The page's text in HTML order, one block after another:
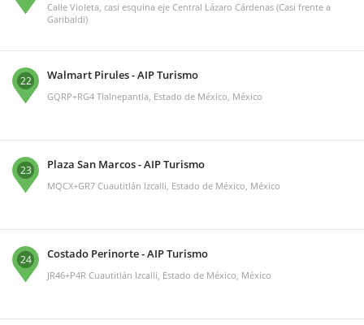
Calle Violeta, casi esquina eje Central Lázaro Cárdenas (Casi frente a
Garibaldi)
22 Walmart Pirules - AIP Turismo
GQRP+RG4 Tlalnepantla, Estado de México, México
23 Plaza San Marcos - AIP Turismo
MQCX+GR7 Cuautitlán Izcalli, Estado de México, México
24 Costado Perinorte - AIP Turismo
JR46+P4R Cuautitlán Izcalli, Estado de México, México